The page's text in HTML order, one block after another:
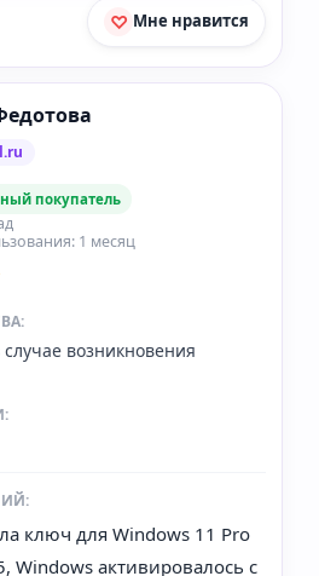
Мне нравится
покупатель
1 месяц
возникновения
ключ для Windows 11 Pro
Windows активировалось с